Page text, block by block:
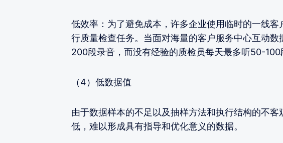
低效率：为了避免成本，许多企业使用临时的一线
行质量检查任务。当面对海量的客户服务中心互动
200段录音，而没有经验的质检员每天最多听50-100
（4）低数据值
由于数据样本的不足以及抽样方法和执行结构的不
低，难以形成具有指导和优化意义的数据。